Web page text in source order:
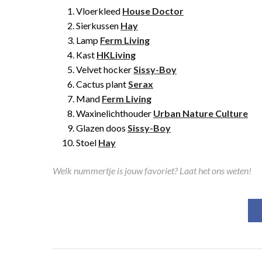
Vloerkleed House Doctor
Sierkussen Hay
Lamp Ferm Living
Kast HKLiving
Velvet hockerSissy-Boy
Cactus plantSerax
Mand Ferm Living
Waxinelichthouder Urban Nature Culture
Glazen doos Sissy-Boy
Stoel Hay
Welk nummertje is jouw favoriet? Laat het ons weten!